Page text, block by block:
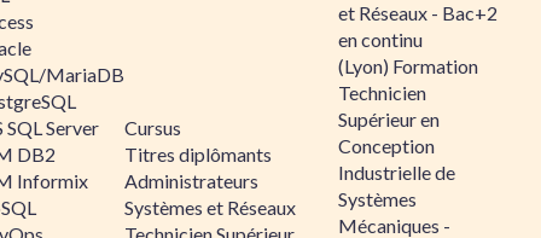
MariaDB
SQL Server
DB2
Informix
Cursus
Titres diplômants
Administrateurs
Systèmes et Réseaux
et Réseaux - Bac+2
en continu
(Lyon) Formation
Technicien
Supérieur en
Conception
Industrielle de
Systèmes
Mécaniques -